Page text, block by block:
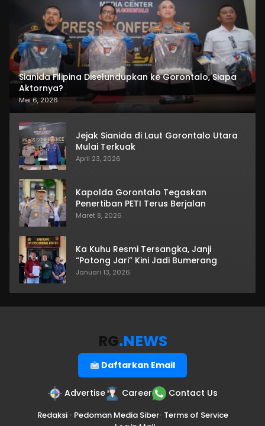
Sianida Filipina Diselundupkan ke Gorontalo, Siapa
Aktornya?
Mei 6, 2026
Jejak Sianida di Laut Gorontalo Utara
Mulai Terkuak
April 23, 2026
Kapolda Gorontalo Tegaskan
Penertiban PETI Terus Berjalan
Maret 8, 2026
Ka Kuhu Resmi Tersangka, Janji
“Potong Jari” Kini Jadi Bumerang
Januari 13, 2026
RG.NEWS
Daftarkan Email
Advertise Career Contact Us
Redaksi• Pedoman Media Siber• Terms of Service